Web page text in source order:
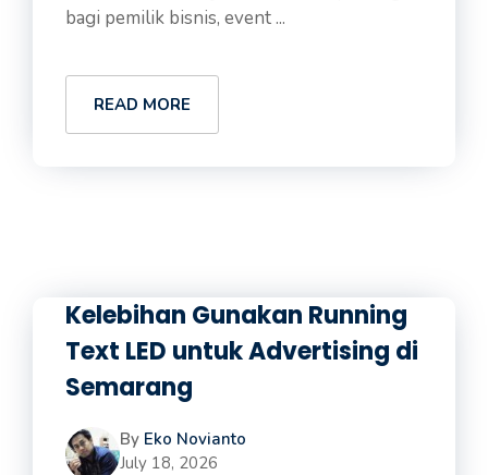
bagi pemilik bisnis, event ...
READ MORE
Kelebihan Gunakan Running
Text LED untuk Advertising di
Semarang
By Eko Novianto
July 18, 2026